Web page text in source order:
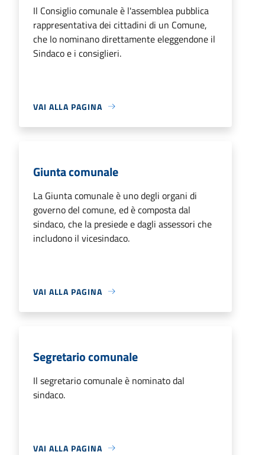
Il Consiglio comunale è l'assemblea pubblica
rappresentativa dei cittadini di un Comune,
che lo nominano direttamente eleggendone il
Sindaco e i consiglieri.
VAI ALLA PAGINA
Giunta comunale
La Giunta comunale è uno degli organi di
governo del comune, ed è composta dal
sindaco, che la presiede e dagli assessori che
includono il vicesindaco.
VAI ALLA PAGINA
Segretario comunale
Il segretario comunale è nominato dal
sindaco.
VAI ALLA PAGINA